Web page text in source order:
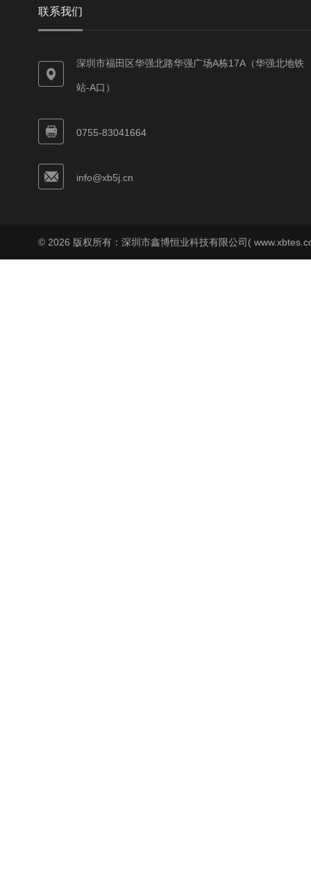
联系我们
深圳市福田区华强北路华强广场A栋17A（华强北地铁
站-A口）
0755-83041664
info@xb5j.cn
© 2026 版权所有：深圳市鑫博恒业科技有限公司(